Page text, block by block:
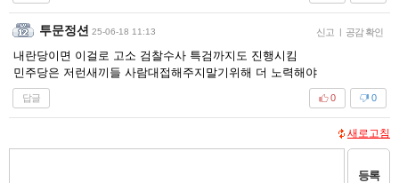
투문정션 25-06-18 11:13 신고 | 공감 확인
내란당이면 이걸로 고소 검찰수사 특검까지도 진행시킴
민주당은 저런새끼들 사람대접해주지말기위해 더 노력해야
답글 0
0
새로고침
등록